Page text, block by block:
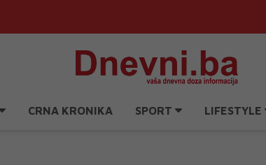
CRNA KRONIKA SPORT LIFESTYLE